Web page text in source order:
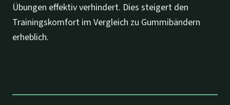
Übungen effektiv verhindert. Dies steigert den
Trainingskomfort im Vergleich zu Gummibändern
erheblich.